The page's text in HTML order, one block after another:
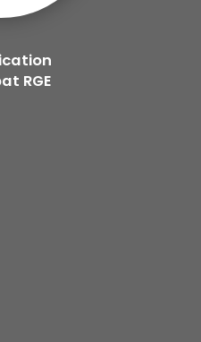
RGE